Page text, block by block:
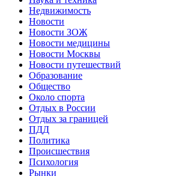
Недвижимость
Новости
Новости ЗОЖ
Новости медицины
Новости Москвы
Новости путешествий
Образование
Общество
Около спорта
Отдых в России
Отдых за границей
ПДД
Политика
Происшествия
Психология
Рынки